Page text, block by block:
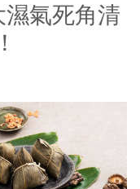
氣死角清